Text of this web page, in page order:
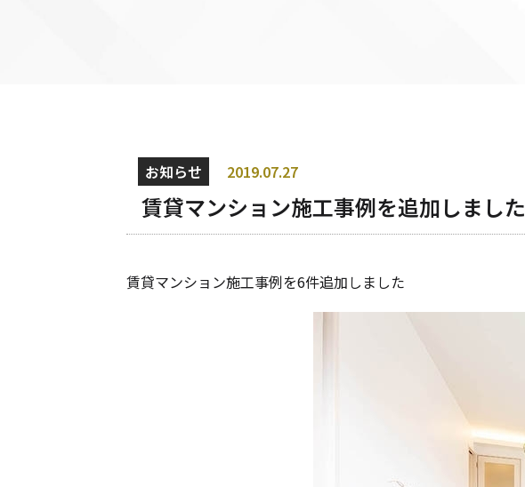
お知らせ 2019.07.27
賃貸マンション施工事例を追加しました
賃貸マンション施工事例を6件追加しました